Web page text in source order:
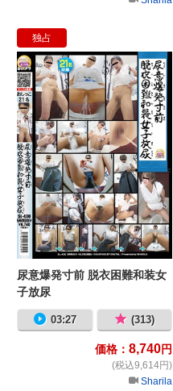
独占
尿意爆発寸前 脱衣困難和装女
子放尿
03:27 (313)
価格： 8,740円
(税込9,614円)
Sharila